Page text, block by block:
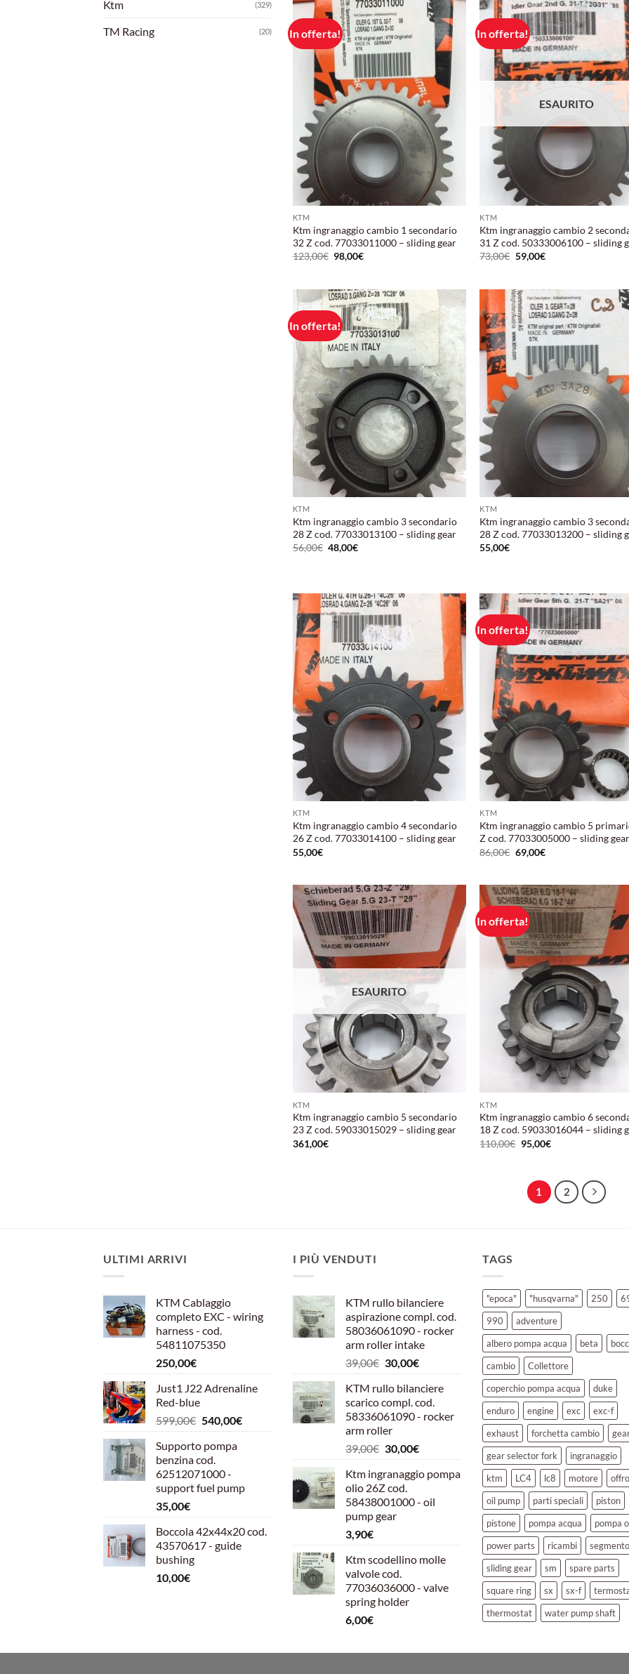
Ktm (329)
TM Racing (20) In offerta!
Aggiungi
alla lista
dei
desideri
KTM
Ktm ingranaggio cambio 1 secondario
32 Z cod. 77033011000 – sliding gear
123,00€ Il
prezzo
123,00€.
98,00€Il
98,00€.
In offerta!
alla
ESAURITO
KTM
Ktm ingranaggio cambio 2
31 Z cod. 50333006100 – sliding
73,00€ Il
prezzo
73,00€.
59,00€Il
59,00€.
In offerta!
Aggiungi
dei
desideri
KTM
Ktm ingranaggio cambio 3 secondario
28 Z cod. 77033013100 – sliding gear
56,00€ Il
prezzo
48,00€Il
alla
KTM
Ktm ingranaggio cambio 3
28 Z cod. 77033013200 – sliding
55,00€
Aggiungi
alla lista
desideri
KTM
Ktm ingranaggio cambio 4 secondario
26 Z cod. 77033014100 – sliding gear
55,00€
In offerta!
alla
KTM
Ktm ingranaggio cambio 5
Z cod. 77033005000 – sliding gear
86,00€ Il
prezzo
86,00€.
69,00€Il
69,00€.
Aggiungi
alla lista
dei
desideri
ESAURITO
KTM
Ktm ingranaggio cambio 5 secondario
23 Z cod. 59033015029 – sliding gear
361,00€
In offerta!
alla
KTM
Ktm ingranaggio cambio 6
18 Z cod. 59033016044 – sliding
110,00€ Il
prezzo
110,00€.
95,00€Il
95,00€.
1 2
ULTIMI ARRIVI
KTM Cablaggio
completo EXC - wiring
harness - cod.
54811075350
250,00€
Just1 J22 Adrenaline
Red-blue
599,00€ Il
originale
era:
599,00€.
540,00€Il
Supporto pompa
benzina cod.
62512071000 -
support fuel pump
35,00€
Boccola 42x44x20 cod.
43570617 - guide
bushing
10,00€
I PIÙ VENDUTI
KTM rullo bilanciere
aspirazione compl. cod.
58036061090 - rocker
arm roller intake
39,00€ Il
originale
era:
39,00€.
30,00€Il
attuale
è:
30,00€.
KTM rullo bilanciere
scarico compl. cod.
58336061090 - rocker
arm roller
39,00€ Il
originale
era:
39,00€.
30,00€Il
attuale
30,00€.
Ktm ingranaggio pompa
olio 26Z cod.
58438001000 - oil
pump gear
3,90€
Ktm scodellino molle
valvole cod.
77036036000 - valve
spring holder
6,00€
TAGS
"epoca" "husqvarna" 250
990
adventure
albero pompa acqua
beta
cambio
Collettore
coperchio pompa acqua
duke
enduro
engine exc
exc-f
exhaust
forchetta cambio
gear selector fork
ingranaggio
ktm
LC4 lc8 motore
oil pump
parti speciali
piston
pistone
pompa acqua
pompa
power parts
ricambi
segmento
sliding gear
sm
spare parts
square ring
sx sx-f
thermostat
water pump shaft